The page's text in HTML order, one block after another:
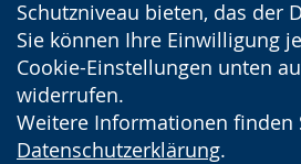
Schutzniveau bieten, das der
Sie können Ihre Einwilligung
Cookie-Einstellungen unten
widerrufen.
Weitere Informationen finden
Datenschutzerklärung.